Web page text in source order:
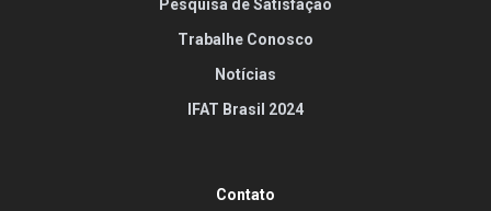
Pesquisa de Satisfação
Trabalhe Conosco
Notícias
IFAT Brasil 2024
Contato